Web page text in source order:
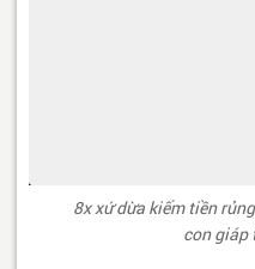
8x xứ dừa kiếm tiền
con giáp